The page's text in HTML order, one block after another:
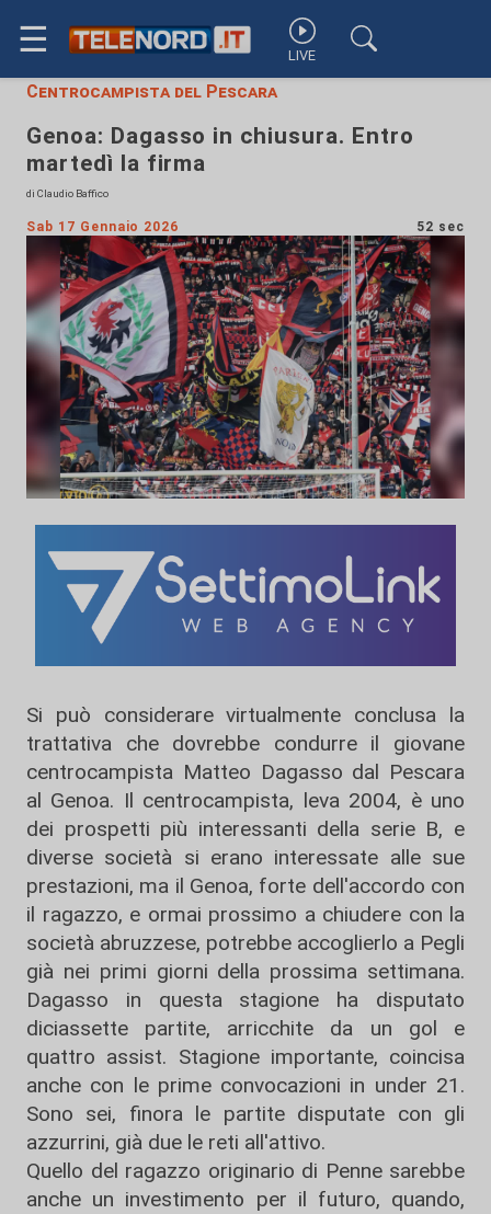
☰ LIVE
Centrocampista del Pescara
Genoa: Dagasso in chiusura. Entro
martedì la firma
di Claudio Baffico
Sab 17 Gennaio 2026 52 sec
Si può considerare virtualmente conclusa la
trattativa che dovrebbe condurre il giovane
centrocampista Matteo Dagasso dal Pescara
al Genoa. Il centrocampista, leva 2004, è uno
dei prospetti più interessanti della serie B, e
diverse società si erano interessate alle sue
prestazioni, ma il Genoa, forte dell'accordo con
il ragazzo, e ormai prossimo a chiudere con la
società abruzzese, potrebbe accoglierlo a Pegli
già nei primi giorni della prossima settimana.
Dagasso in questa stagione ha disputato
diciassette partite, arricchite da un gol e
quattro assist. Stagione importante, coincisa
anche con le prime convocazioni in under 21.
Sono sei, finora le partite disputate con gli
azzurrini, già due le reti all'attivo.
Quello del ragazzo originario di Penne sarebbe
anche un investimento per il futuro, quando,